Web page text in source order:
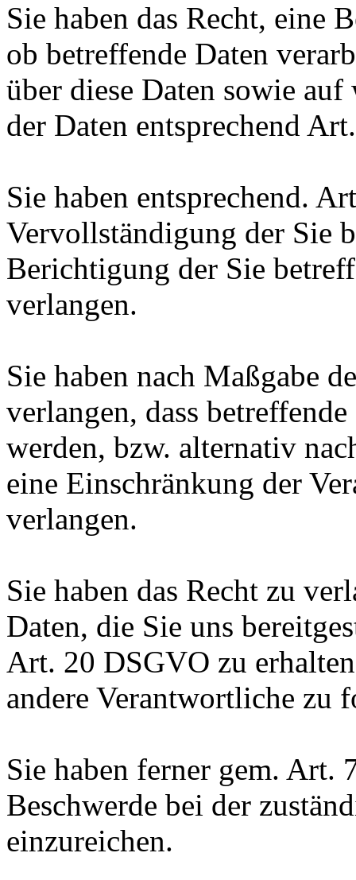
Sie haben das Recht, eine
ob betreffende Daten
über diese Daten sowie
der Daten entsprechend
Sie haben entsprechend.
Vervollständigung der Sie
Berichtigung der Sie
verlangen.
Sie haben nach Maßgabe
verlangen, dass
werden, bzw. alternativ
eine Einschränkung der
verlangen.
Sie haben das Recht zu
Daten, die Sie uns
Art. 20 DSGVO zu
andere Verantwortliche zu
Sie haben ferner gem. Art.
Beschwerde bei der
einzureichen.